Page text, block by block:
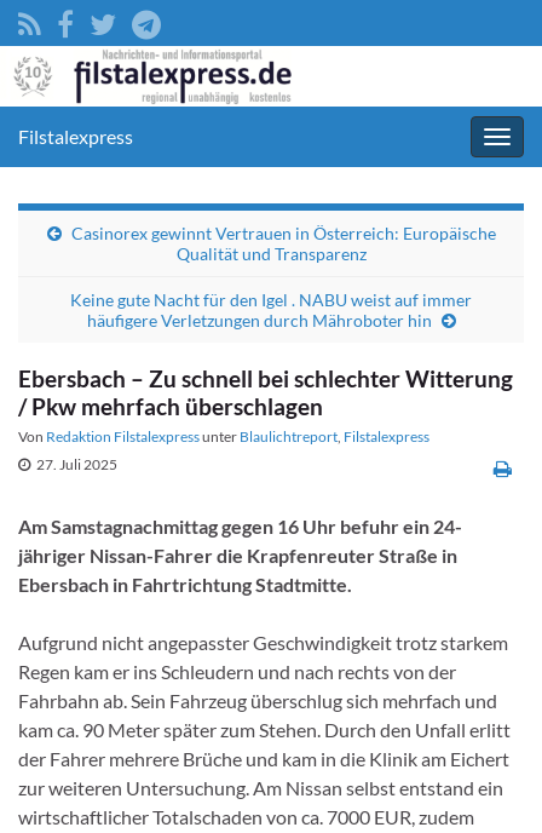
Filstalexpress
Casinorex gewinnt Vertrauen in Österreich: Europäische
Qualität und Transparenz
Keine gute Nacht für den Igel . NABU weist auf immer
häufigere Verletzungen durch Mähroboter hin
Ebersbach – Zu schnell bei schlechter Witterung
/ Pkw mehrfach überschlagen
Von Redaktion Filstalexpressunter Blaulichtreport, Filstalexpress
27. Juli 2025
Am Samstagnachmittag gegen 16 Uhr befuhr ein 24-
jähriger Nissan-Fahrer die Krapfenreuter Straße in
Ebersbach in Fahrtrichtung Stadtmitte.
Aufgrund nicht angepasster Geschwindigkeit trotz starkem
Regen kam er ins Schleudern und nach rechts von der
Fahrbahn ab. Sein Fahrzeug überschlug sich mehrfach und
kam ca. 90 Meter später zum Stehen. Durch den Unfall erlitt
der Fahrer mehrere Brüche und kam in die Klinik am Eichert
zur weiteren Untersuchung. Am Nissan selbst entstand ein
wirtschaftlicher Totalschaden von ca. 7000 EUR, zudem